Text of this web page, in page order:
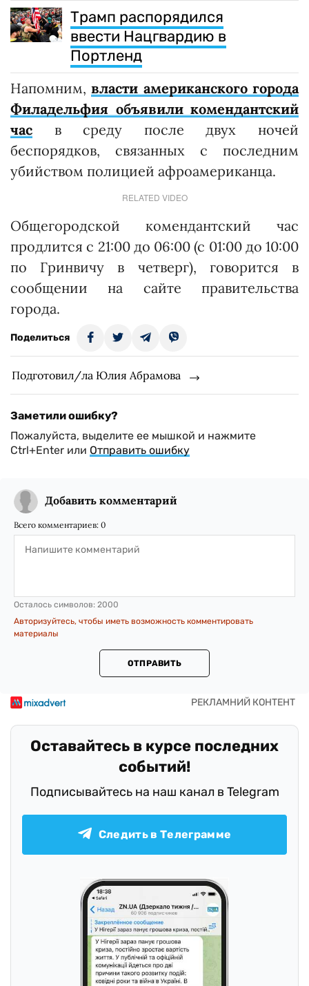
Трамп распорядился
ввести Нацгвардию в
Портленд
Напомним,власти американского города
Филадельфия объявили комендантский
час в среду после двух ночей
беспорядков, связанных с последним
убийством полицией афроамериканца.
RELATED VIDEO
Общегородской комендантский час
продлится с 21:00 до 06:00 (с 01:00 до 10:00
по Гринвичу в четверг), говорится в
сообщении на сайте правительства
города.
Поделиться
Подготовил/ла Юлия Абрамова
Заметили ошибку?
Пожалуйста, выделите ее мышкой и нажмите
Ctrl+Enter или Отправить ошибку
Добавить комментарий
Всего комментариев: 0
Осталось символов: 2000
Авторизуйтесь, чтобы иметь возможность комментировать
материалы
ОТПРАВИТЬ
Оставайтесь в курсе последних
событий!
Подписывайтесь на наш канал в Telegram
Следить в Телеграмме